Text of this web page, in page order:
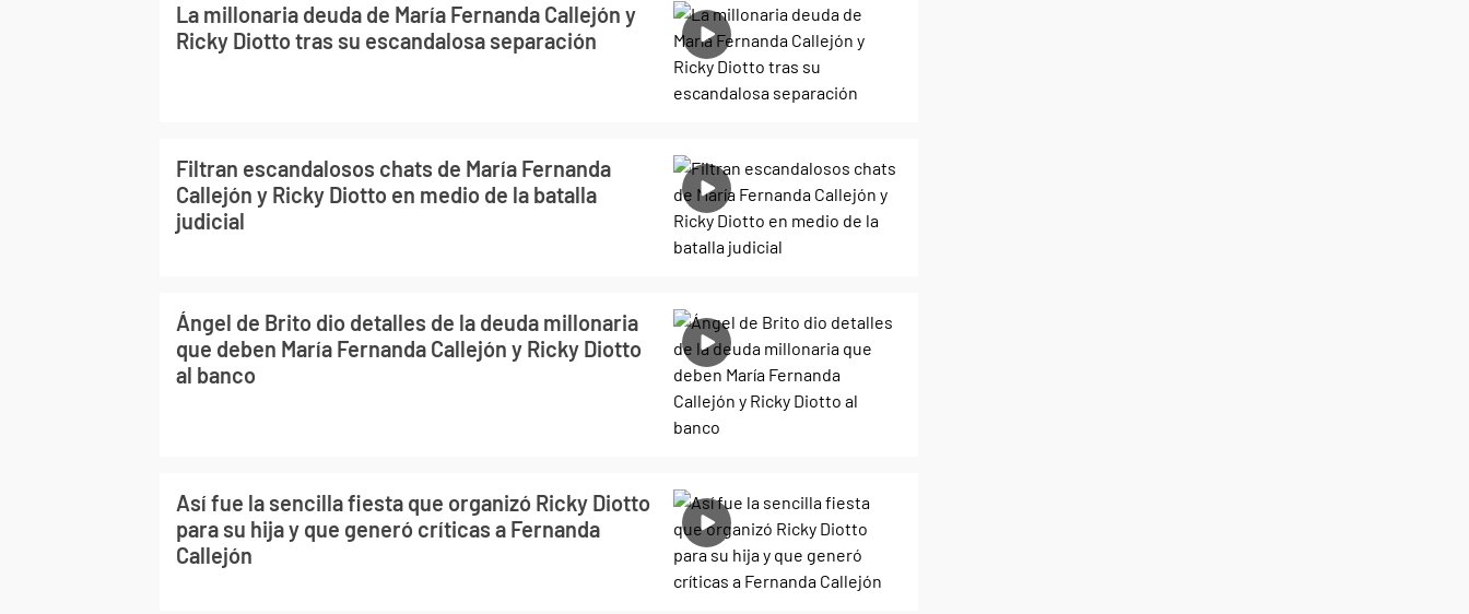
La millonaria deuda de María Fernanda Callejón y
Ricky Diotto tras su escandalosa separación
Filtran escandalosos chats de María Fernanda
Callejón y Ricky Diotto en medio de la batalla
judicial
Ángel de Brito dio detalles de la deuda millonaria
que deben María Fernanda Callejón y Ricky Diotto
al banco
Así fue la sencilla fiesta que organizó Ricky Diotto
para su hija y que generó críticas a Fernanda
Callejón